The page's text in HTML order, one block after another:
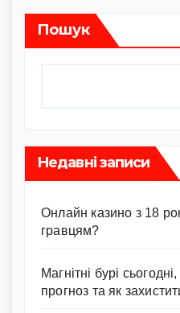
Пошук
Недавні записи
Онлайн казино з 18
гравцям?
Магнітні бурі
прогноз та як